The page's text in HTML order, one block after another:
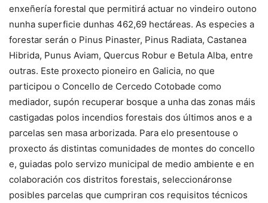
enxeñería forestal que permitirá actuar no vindeiro outono
nunha superficie dunhas 462,69 hectáreas. As especies a
forestar serán o Pinus Pinaster, Pinus Radiata, Castanea
Hibrida, Punus Aviam, Quercus Robur e Betula Alba, entre
outras. Este proxecto pioneiro en Galicia, no que
participou o Concello de Cercedo Cotobade como
mediador, supón recuperar bosque a unha das zonas máis
castigadas polos incendios forestais dos últimos anos e a
parcelas sen masa arborizada. Para elo presentouse o
proxecto ás distintas comunidades de montes do concello
e, guiadas polo servizo municipal de medio ambiente e en
colaboración cos distritos forestais, seleccionáronse
posibles parcelas que cumpriran cos requisitos técnicos